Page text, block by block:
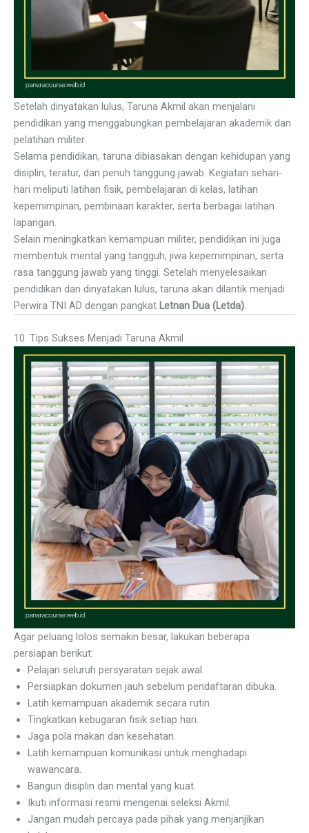
Setelah dinyatakan lulus, Taruna Akmil akan menjalani
pendidikan yang menggabungkan pembelajaran akademik dan
pelatihan militer.
Selama pendidikan, taruna dibiasakan dengan kehidupan yang
disiplin, teratur, dan penuh tanggung jawab. Kegiatan sehari-
hari meliputi latihan fisik, pembelajaran di kelas, latihan
kepemimpinan, pembinaan karakter, serta berbagai latihan
lapangan.
Selain meningkatkan kemampuan militer, pendidikan ini juga
membentuk mental yang tangguh, jiwa kepemimpinan, serta
rasa tanggung jawab yang tinggi. Setelah menyelesaikan
pendidikan dan dinyatakan lulus, taruna akan dilantik menjadi
Perwira TNI AD dengan pangkat Letnan Dua (Letda).
10. Tips Sukses Menjadi Taruna Akmil
Agar peluang lolos semakin besar, lakukan beberapa
persiapan berikut:
Pelajari seluruh persyaratan sejak awal.
Persiapkan dokumen jauh sebelum pendaftaran dibuka.
Latih kemampuan akademik secara rutin.
Tingkatkan kebugaran fisik setiap hari.
Jaga pola makan dan kesehatan.
Latih kemampuan komunikasi untuk menghadapi
wawancara.
Bangun disiplin dan mental yang kuat.
Ikuti informasi resmi mengenai seleksi Akmil.
Jangan mudah percaya pada pihak yang menjanjikan